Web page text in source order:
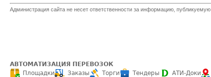
Администрация сайта не несет ответственности за информацию,
АВТОМАТИЗАЦИЯ ПЕРЕВОЗОК
Площадки
Заказы Торги Тендеры АТИ-Доки